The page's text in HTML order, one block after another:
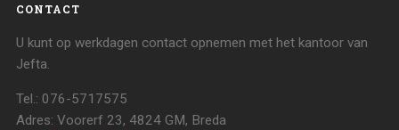
CONTACT
U kunt op werkdagen contact opnemen met het kantoor van
Jefta.
Tel.: 076-5717575
Adres: Voorerf 23, 4824 GM, Breda